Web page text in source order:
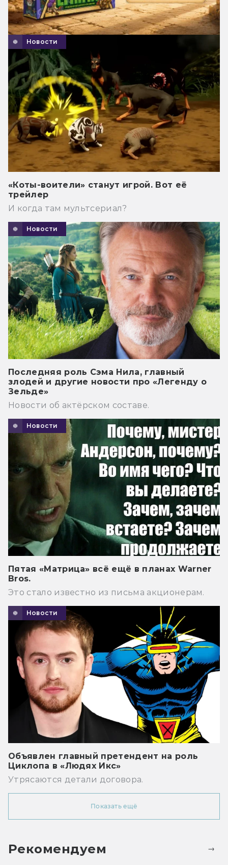
Новости
«Коты-воители» станут игрой. Вот её
трейлер
И когда там мультсериал?
Новости
Последняя роль Сэма Нила, главный
злодей и другие новости про «Легенду о
Зельде»
Новости об актёрском составе.
Новости
Пятая «Матрица» всё ещё в планах Warner
Bros.
Это стало известно из письма акционерам.
Новости
Объявлен главный претендент на роль
Циклопа в «Людях Икс»
Утрясаются детали договора.
Показать ещё
Рекомендуем